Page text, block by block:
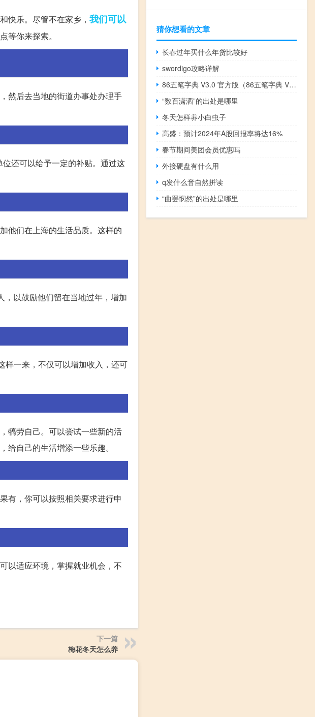
快乐。尽管不在家乡， 我们可以
等你来探索。
然后去当地的街道办事处办理手
还可以给予一定的补贴。通过这
他们在上海的生活品质。这样的
，以鼓励他们留在当地过年，增加
样一来，不仅可以增加收入，还可
犒劳自己。可以尝试一些新的活
自己的生活增添一些乐趣。
有，你可以按照相关要求进行申
以适应环境，掌握就业机会，不
下一篇
梅花冬天怎么养
猜你想看的文章
长春过年买什么年货比较好
swordigo攻略详解
86五笔字典 V3.0 官方版（86五笔字典 V3.0 官方版功能简介）
“数百潇洒”的出处是哪里
冬天怎样养小白虫子
高盛：预计2024年A股回报率将达16%
春节期间美团会员优惠吗
外接硬盘有什么用
q发什么音自然拼读
“曲罢悯然”的出处是哪里